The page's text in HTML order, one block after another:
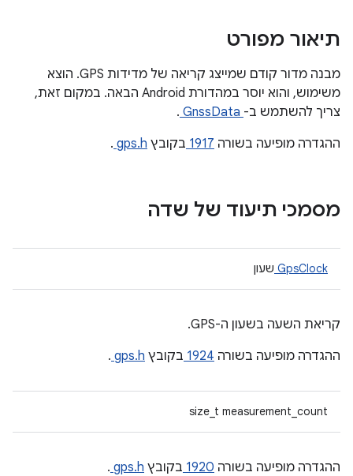
תיאור מפורט
מבנה מדור קודם שמייצג קריאה של מדידות GPS. הוצא
משימוש, והוא יוסר במהדורת Android הבאה. במקום זאת,
צריך להשתמש ב-
.
ההגדרה מופיעה בשורה 1917 בקובץ gps.h
.
מסמכי תיעוד של שדה
GpsClock שעון
קריאת השעה בשעון ה-GPS.
ההגדרה מופיעה בשורה 1924 בקובץ gps.h
.
size_t measurement_count
ההגדרה מופיעה בשורה 1920 בקובץ gps.h
.